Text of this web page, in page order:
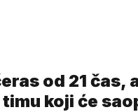
od 21
koji će